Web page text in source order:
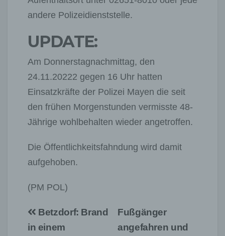
andere Polizeidienststelle.
UPDATE:
Am Donnerstagnachmittag, den
24.11.20222 gegen 16 Uhr hatten
Einsatzkräfte der Polizei Mayen die seit
den frühen Morgenstunden vermisste 48-
Jährige wohlbehalten wieder angetroffen.
Die Öffentlichkeitsfahndung wird damit
aufgehoben.
(PM POL)
Beitragsnavigation
Fußgänger
angefahren und
Betzdorf: Brand
in einem